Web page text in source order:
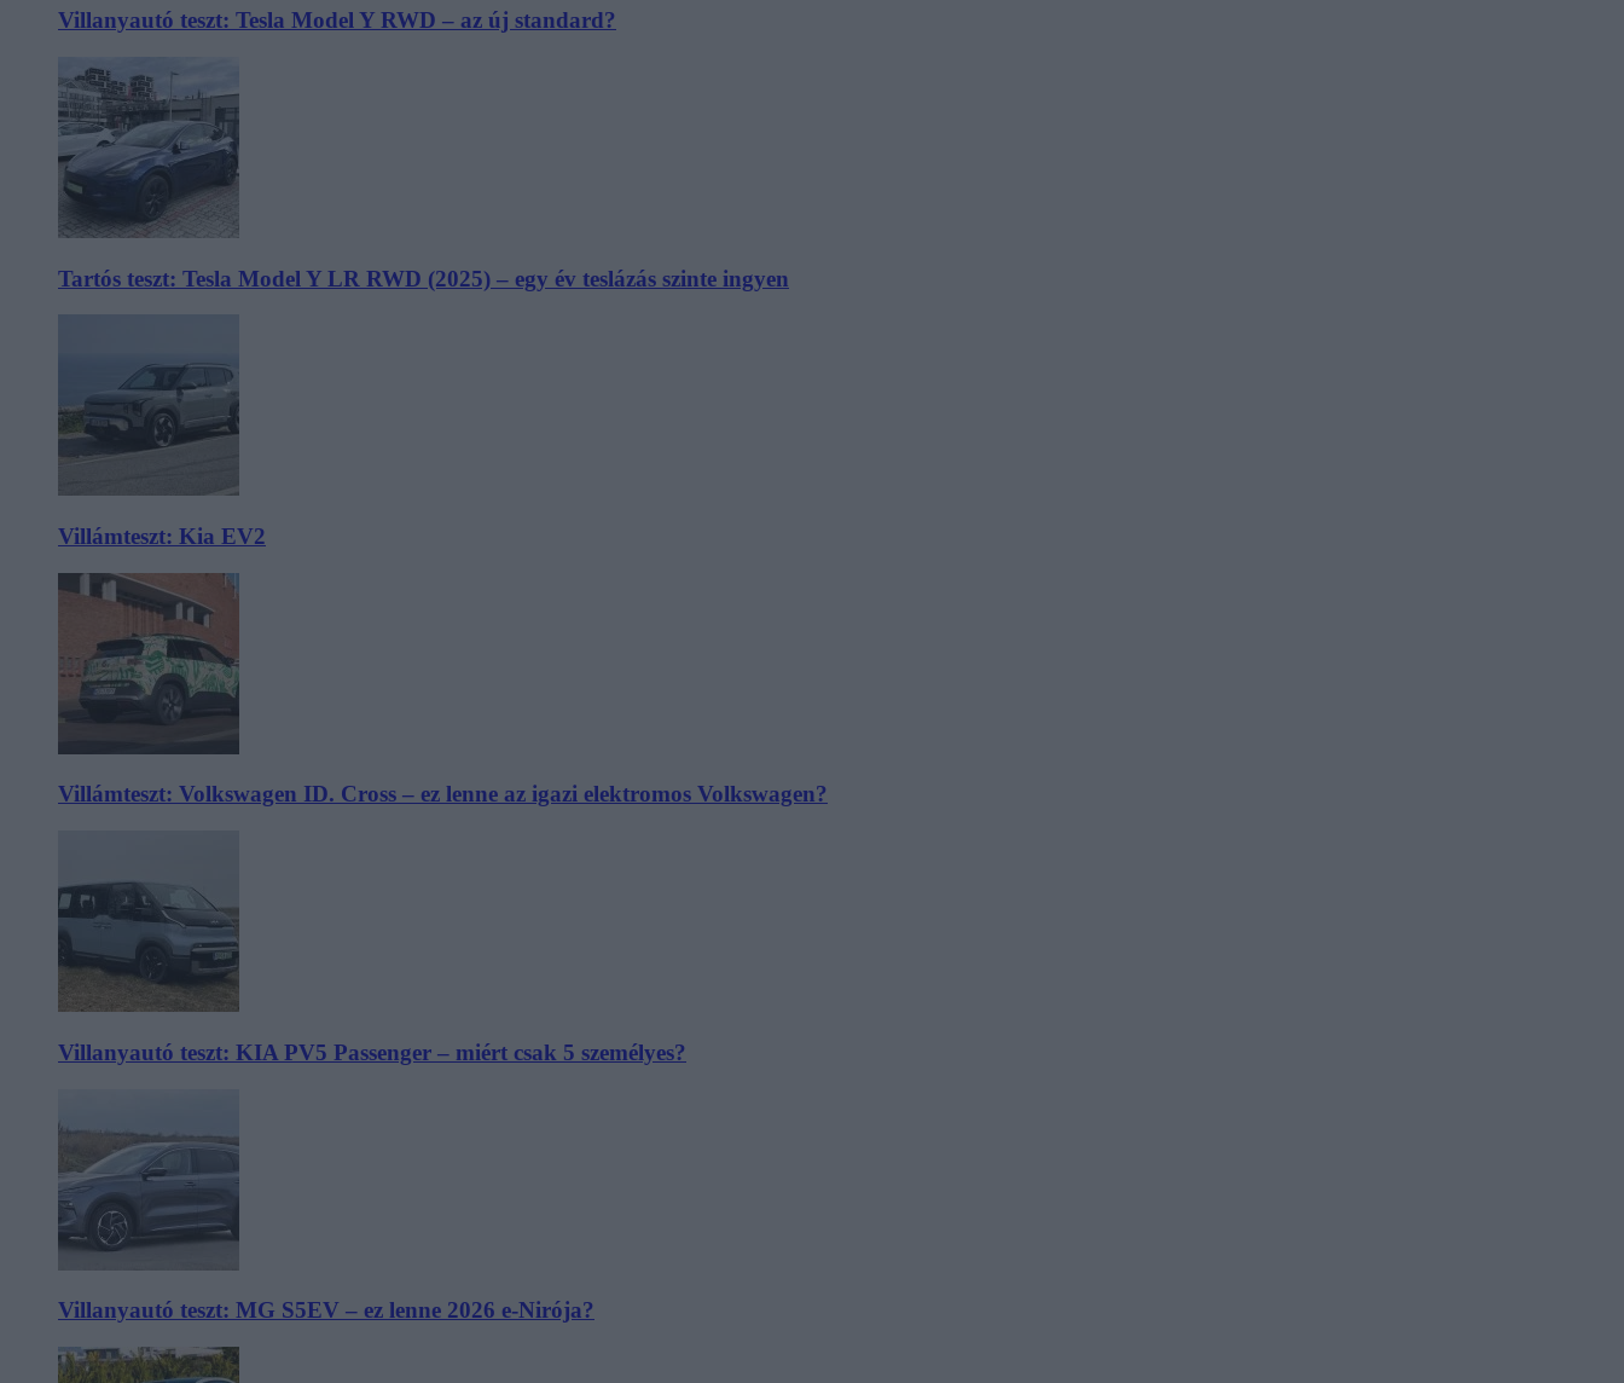
Villanyautó teszt: Tesla Model Y RWD – az új standard?
Tartós teszt: Tesla Model Y LR RWD (2025) – egy év teslázás szinte ingyen
Villámteszt: Kia EV2
Villámteszt: Volkswagen ID. Cross – ez lenne az igazi elektromos Volkswagen?
Villanyautó teszt: KIA PV5 Passenger – miért csak 5 személyes?
Villanyautó teszt: MG S5EV – ez lenne 2026 e-Nirója?